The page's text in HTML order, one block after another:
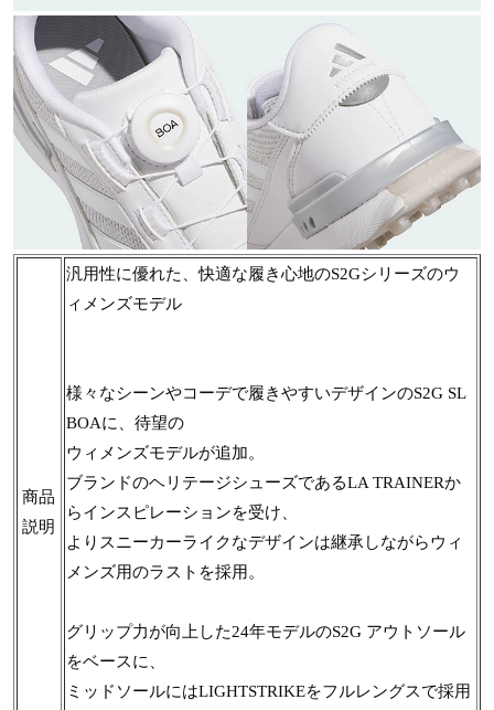
商品
説明
汎用性に優れた、快適な履き心地のS2Gシリーズのウ
ィメンズモデル
様々なシーンやコーデで履きやすいデザインのS2G SL
BOAに、待望の
ウィメンズモデルが追加。
ブランドのヘリテージシューズであるLA TRAINERか
らインスピレーションを受け、
よりスニーカーライクなデザインは継承しながらウィ
メンズ用のラストを採用。
グリップ力が向上した24年モデルのS2G アウトソール
をベースに、
ミッドソールにはLIGHTSTRIKEをフルレングスで採用